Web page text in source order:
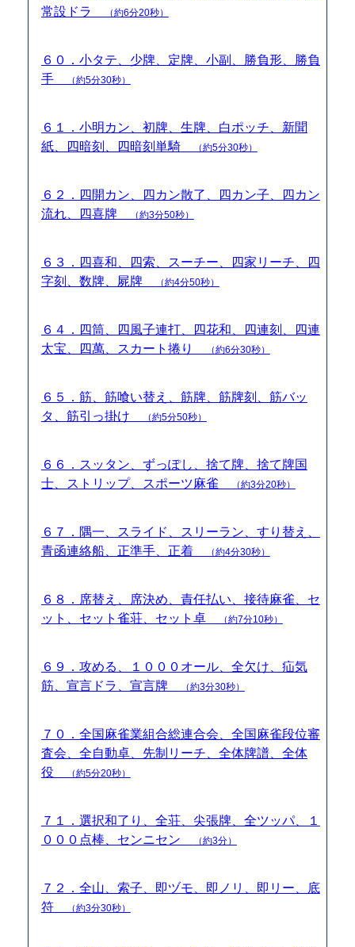
常設ドラ
（約6分20秒）
６０．小タテ、少牌、定牌、小副、勝負形、勝負
手
（約5分30秒）
６１．小明カン、初牌、生牌、白ポッチ、新聞
紙、四暗刻、四暗刻単騎
（約5分30秒）
６２．四開カン、四カン散了、四カン子、四カン
流れ、四喜牌
（約3分50秒）
６３．四喜和、四索、スーチー、四家リーチ、四
字刻、数牌、屍牌
（約4分50秒）
６４．四筒、四風子連打、四花和、四連刻、四連
太宝、四萬、スカート捲り
（約6分30秒）
６５．筋、筋喰い替え、筋牌、筋牌刻、筋バッ
タ、筋引っ掛け
（約5分50秒）
６６．スッタン、ずっぽし、捨て牌、捨て牌国
士、ストリップ、スポーツ麻雀
（約3分20秒）
６７．隅一、スライド、スリーラン、すり替え、
青函連絡船、正準手、正着
（約4分30秒）
６８．席替え、席決め、責任払い、接待麻雀、セ
ット、セット雀荘、セット卓
（約7分10秒）
６９．攻める、１０００オール、全欠け、疝気
筋、宣言ドラ、宣言牌
（約3分30秒）
７０．全国麻雀業組合総連合会、全国麻雀段位審
査会、全自動卓、先制リーチ、全体牌譜、全体
役
（約5分20秒）
７１．選択和了り、全荘、尖張牌、全ツッパ、１
０００点棒、センニセン
（約3分）
７２．全山、索子、即ヅモ、即ノリ、即リー、底
符
（約3分30秒）